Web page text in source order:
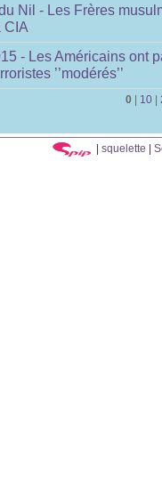
Nil - Les Frères
CIA
- Les Américains ont
’’modérés’’
0 | 10 |
squelette